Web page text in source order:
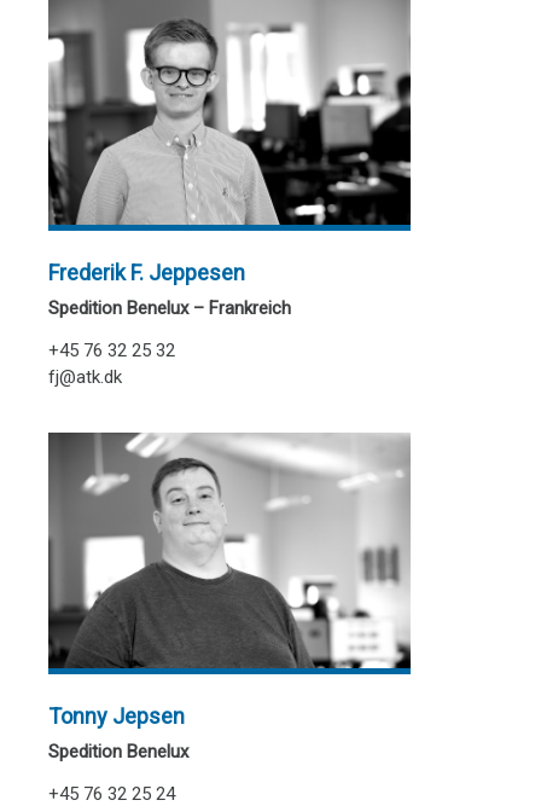
Frederik F. Jeppesen
Spedition Benelux – Frankreich
+45 76 32 25 32
fj@atk.dk
Tonny Jepsen
Spedition Benelux
+45 76 32 25 24